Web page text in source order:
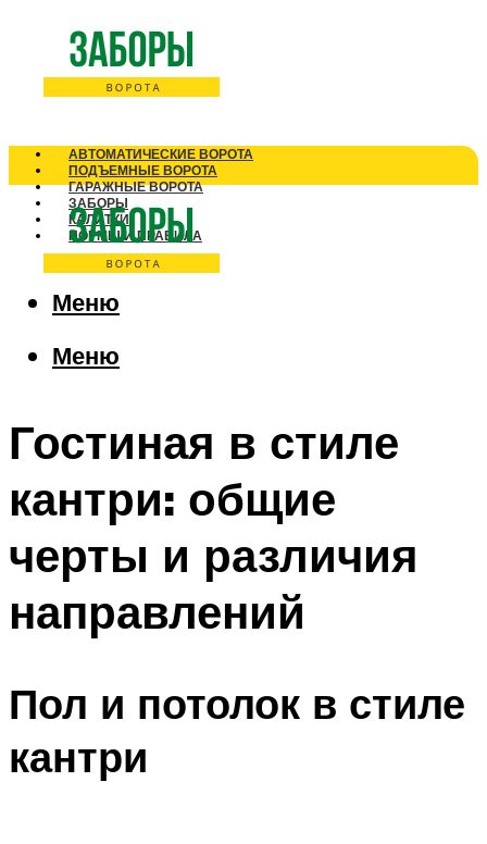
АВТОМАТИЧЕСКИЕ ВОРОТА
ПОДЪЕМНЫЕ ВОРОТА
ГАРАЖНЫЕ ВОРОТА
ЗАБОРЫ
КАЛИТКИ
НОРМЫ И ПРАВИЛА
Меню
Меню
Гостиная в стиле
кантри: общие
черты и различия
направлений
Пол и потолок в стиле
кантри